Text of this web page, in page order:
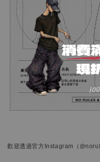
歡迎透過官方Instagram （